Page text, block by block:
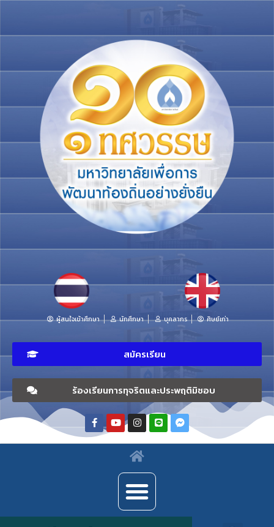
ผู้สนใจเข้าศึกษา นักศึกษา บุคลากร ศิษย์เก่า
สมัครเรียน
ร้องเรียนการทุจริตและประพฤติมิชอบ